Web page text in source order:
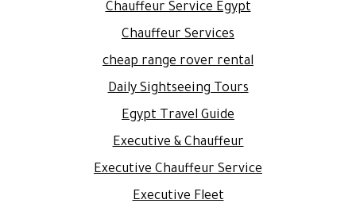
Chauffeur Service Egypt
Chauffeur Services
cheap range rover rental
Daily Sightseeing Tours
Egypt Travel Guide
Executive & Chauffeur
Executive Chauffeur Service
Executive Fleet